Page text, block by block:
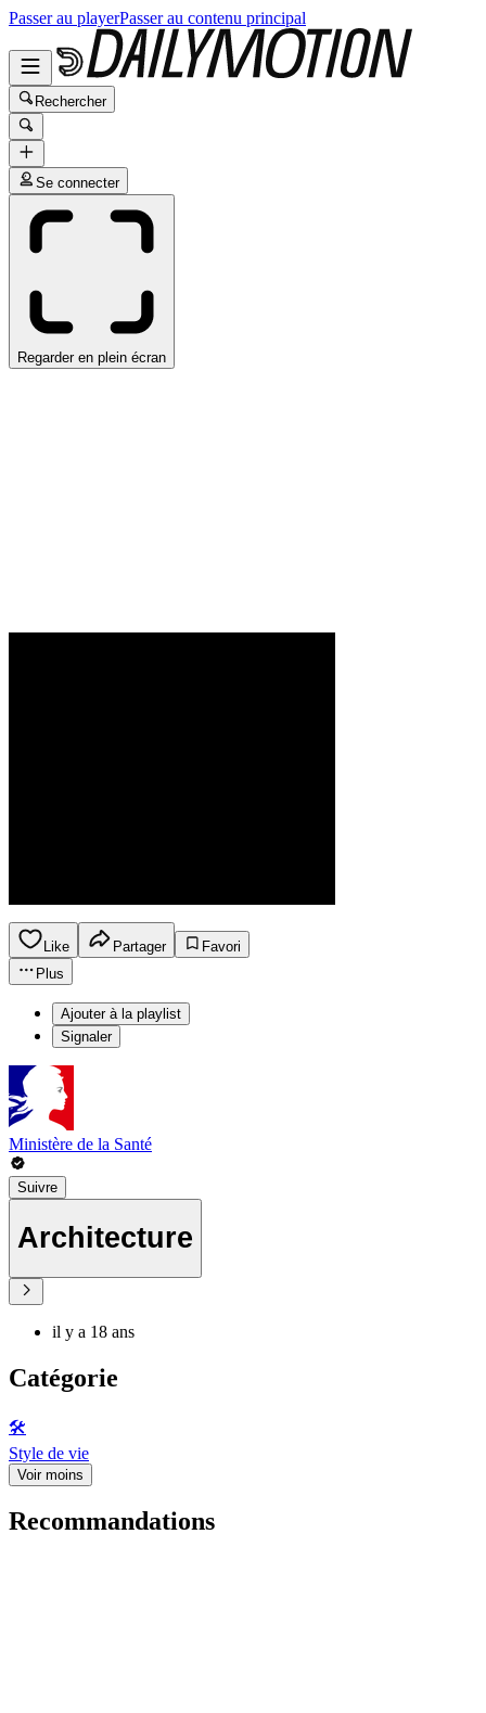
Passer au playerPasser au contenu principal
Rechercher
Se connecter
Regarder en plein écran
Like Partager
Favori
Plus
Ajouter à la playlist
Signaler
Ministère de la Santé
Suivre
Architecture
il y a 18 ans
Catégorie
🛠️
Style de vie
Voir moins
Recommandations